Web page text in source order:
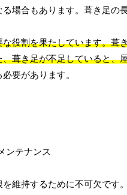
場合もあります。葺き足の
役割を果たしています。
葺き足が不足していると
要があります。
維持するために不可欠です